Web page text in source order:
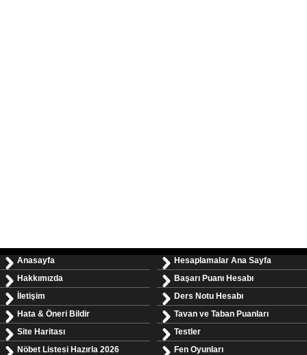
Anasayfa
Hakkımızda
İletişim
Hata & Öneri Bildir
Site Haritası
Nöbet Listesi Hazırla 2026
Hesaplamalar Ana Sayfa
Başarı Puanı Hesabı
Ders Notu Hesabı
Tavan ve Taban Puanları
Testler
Fen Oyunları